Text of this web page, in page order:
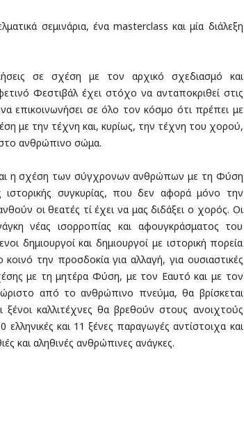
σεμινάρια, ένα masterclass και μία διάλεξη
σε σχέση με τον αρχικό σχεδιασμό και
Φεστιβάλ έχει στόχο να ανταποκριθεί στις
επικοινωνήσει σε όλο τον κόσμο ότι πρέπει με
με την τέχνη και, κυρίως, την τέχνη του χορού,
ανθρώπινο σώμα.
η σχέση των σύγχρονων ανθρώπων με τη Φύση
συγκυρίας, που δεν αφορά μόνο την
οι θεατές τί έχει να μας διδάξει ο χορός. Οι
νέας ισορροπίας και αφουγκράσματος του
δημιουργοί και δημιουργοί με ιστορική πορεία
την προσδοκία για αλλαγή, για ουσιαστικές
με τη μητέρα Φύση, με τον Εαυτό και με τον
από το ανθρώπινο πνεύμα, θα βρίσκεται
καλλιτέχνες θα βρεθούν στους ανοιχτούς
και 11 ξένες παραγωγές αντίστοιχα και
και αληθινές ανθρώπινες ανάγκες.